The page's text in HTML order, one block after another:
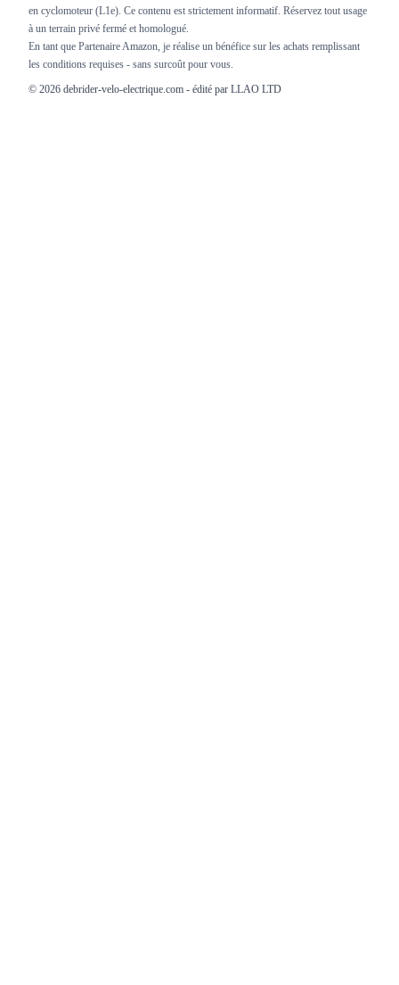
en cyclomoteur (L1e). Ce contenu est strictement informatif. Réservez tout usage
à un terrain privé fermé et homologué.
En tant que Partenaire Amazon, je réalise un bénéfice sur les achats remplissant
les conditions requises - sans surcoût pour vous.
© 2026 debrider-velo-electrique.com - édité par LLAO LTD